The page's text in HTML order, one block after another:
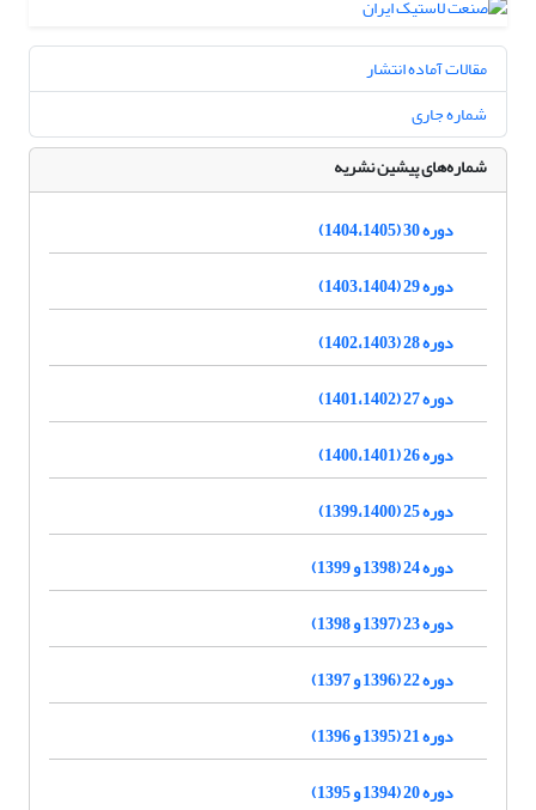
مقالات آماده انتشار
شماره جاری
شماره‌های پیشین نشریه
دوره 30 (1404،1405)
دوره 29 (1403،1404)
دوره 28 (1402،1403)
دوره 27 (1401،1402)
دوره 26 (1400،1401)
دوره 25 (1399،1400)
دوره 24 (1398 و 1399)
دوره 23 (1397 و 1398)
دوره 22 (1396 و 1397)
دوره 21 (1395 و 1396)
دوره 20 (1394 و 1395)